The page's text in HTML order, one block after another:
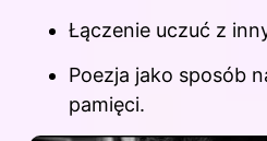
Łączenie uczuć z
Poezja jako sposób
pamięci.